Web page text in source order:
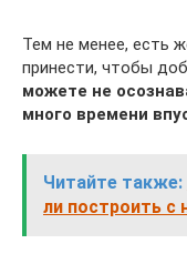
Тем не менее, есть
принести, чтобы
можете не
много времени
Читайте также:
ли построить с